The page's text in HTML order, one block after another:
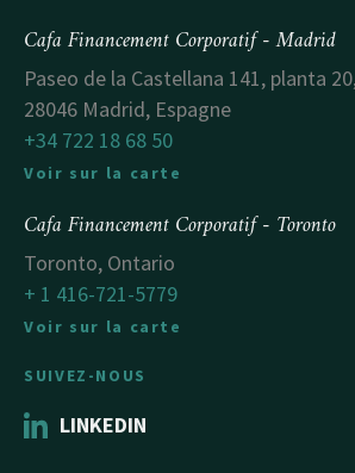
Cafa Financement Corporatif - Madrid
Paseo de la Castellana 141, planta
28046 Madrid, Espagne
+34 722 18 68 50
Voir sur la carte
Cafa Financement Corporatif - Toronto
Toronto, Ontario
+ 1 416-721-5779
Voir sur la carte
SUIVEZ-NOUS
LINKEDIN